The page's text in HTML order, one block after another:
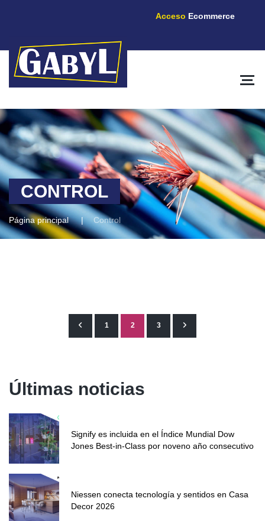
CONTROL
Página principal Control
1 2 3
Últimas noticias
Signify es incluida en el Índice Mundial Dow
Jones Best-in-Class por noveno año consecutivo
Niessen conecta tecnología y sentidos en Casa
Decor 2026
Acceso Ecommerce